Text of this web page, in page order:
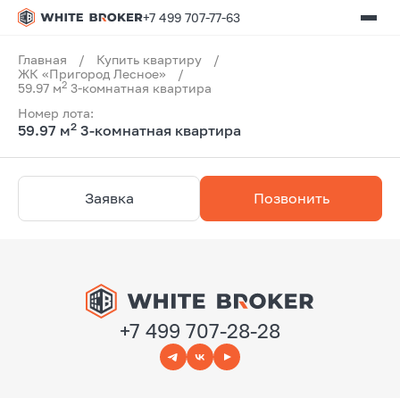
+7 499 707-77-63
Главная / Купить квартиру
/
ЖК «Пригород Лесное»
/
59.97 м2 3-комнатная квартира
Номер лота:
59.97 м2 3-комнатная квартира
Заявка Позвонить
+7 499 707-28-28